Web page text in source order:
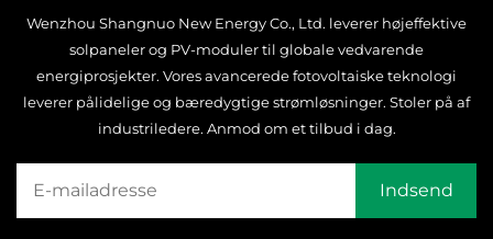
Wenzhou Shangnuo New Energy Co., Ltd. leverer højeffektive
solpaneler og PV-moduler til globale vedvarende
energiprosjekter. Vores avancerede fotovoltaiske teknologi
leverer pålidelige og bæredygtige strømløsninger. Stoler på af
industriledere. Anmod om et tilbud i dag.